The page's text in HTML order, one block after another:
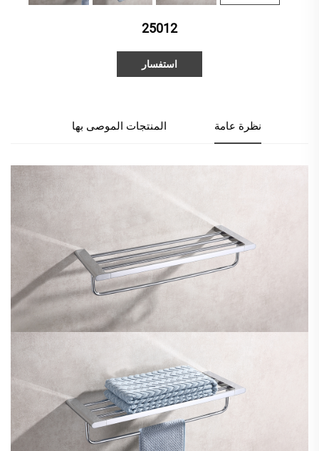
25012
استفسار
نظرة عامة المنتجات الموصى بها